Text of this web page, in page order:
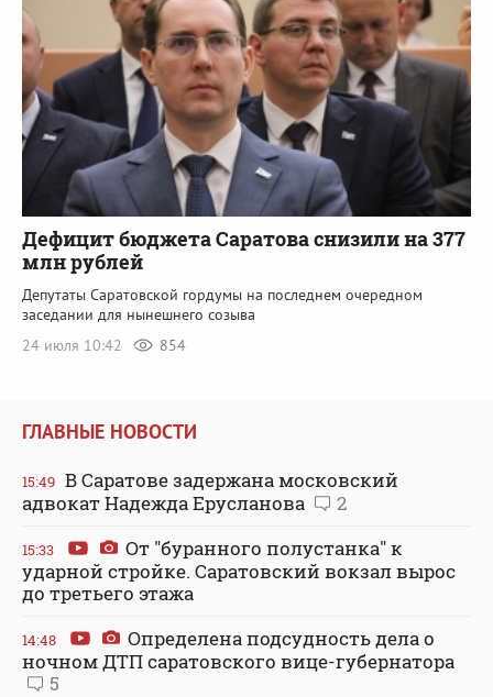
Дефицит бюджета Саратова снизили на 377
млн рублей
Депутаты Саратовской гордумы на последнем очередном
заседании для нынешнего созыва
24 июля 10:42
854
ГЛАВНЫЕ НОВОСТИ
15:49 В Саратове задержана московский
адвокат Надежда Ерусланова
2
15:33
От "буранного полустанка" к
ударной стройке. Саратовский вокзал вырос
до третьего этажа
14:48
Определена подсудность дела о
ночном ДТП саратовского вице-губернатора
5